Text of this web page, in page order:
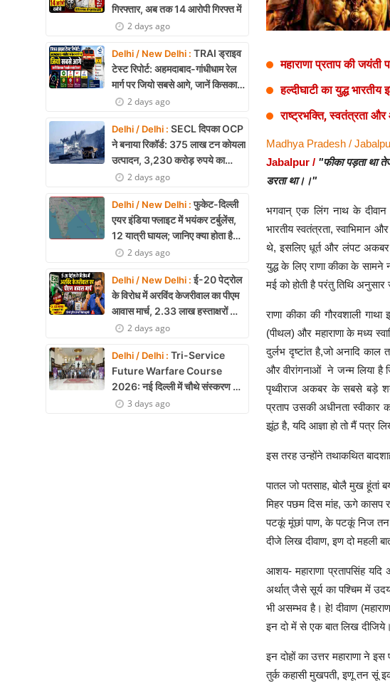
Contact Us
गिरफ्तार, अब तक 14 आरोपी गिरफ्त में
2 days ago
Delhi / New Delhi : TRAI ड्राइव
टेस्ट रिपोर्ट: अहमदाबाद-गांधीधाम रेल
मार्ग पर जियो सबसे आगे, जानें किसका
नेटवर्क सबसे बेहतर
2 days ago
Delhi / Delhi : SECL दिपका OCP
ने बनाया रिकॉर्ड: 375 लाख टन कोयला
उत्पादन, 3,230 करोड़ रुपये का
मुनाफा2 days ago
Delhi / New Delhi :फुकेट-दिल्ली
एयर इंडिया फ्लाइट में भयंकर टर्बुलेंस,
12 यात्री घायल; जानिए क्या होता है
एयर टर्बुलेंस
2 days ago
Delhi / New Delhi :ई-20 पेट्रोल
के विरोध में अरविंद केजरीवाल का पीएम
आवास मार्च, 2.33 लाख हस्ताक्षरों की
याचिका2 days ago
Delhi / Delhi : Tri-Service
Future Warfare Course
2026: नई दिल्ली में चौथे संस्करण का
शुभारंभ3 days ago
महाराणा प्रताप की जयंती
हल्दीघाटी का युद्ध
राष्ट्रभक्ति, स्वतंत्रता और
Madhya Pradesh /
Jabalpur / "फीका पड़ता था
डरता था।।"
भगवान् एक लिंग नाथ के दीवान
भारतीय स्वतंत्रता, स्वाभिमान
थे, इसलिए धूर्त और लंपट अकबर
युद्ध के लिए राणा कीका के सामने
मई को होती है परंतु तिथि
राणा कीका की गौरवशाली
(पीथल) और महाराणा के मध्य
दुर्लभ दृष्टांत है,जो अनादि काल
और वीरांगनाओं ने जन्म लिया है
पृथ्वीराज अकबर के सबसे बड़े
प्रताप उसकी अधीनता
झूंठ है, यदि आज्ञा हो तो मैं पत्र
इस तरह उन्होंने तथाकथित
पातल जो पतसाह, बोलै मुख हूंतां
मिहर पछम दिस मांह, ऊगे कासप
पटकूं मूंछां पाण, के पटकूं निज
दीजे लिख दीवाण, इण दो महली
आशय- महाराणा प्रतापसिंह
अर्थात् जैसे सूर्य का पश्चिम में
भी असम्भव है। हे! दीवाण
इन दो में से एक बात लिख दीजिये।
इन दोहों का उत्तर महाराणा ने
तुर्क कहासी मुखपती, इणू तन सूं